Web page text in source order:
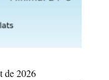
de 2026